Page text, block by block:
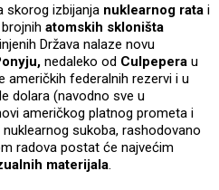
skorog izbijanja nuklearnog rata i
atomskih skloništa
Država nalaze novu
nedaleko od Culpepera u
američkih federalnih rezervi i u
dolara (navodno sve u
američkog platnog prometa i
sukoba, rashodovano
radova postat će najvećim
materijala.